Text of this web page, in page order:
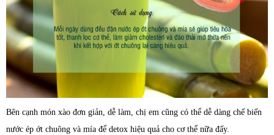
Bên cạnh món xào đơn giản, dễ làm, chị em cũng có thể dễ dàng chế biến
nước ép ớt chuông và mía để detox hiệu quả cho cơ thể nữa đấy.